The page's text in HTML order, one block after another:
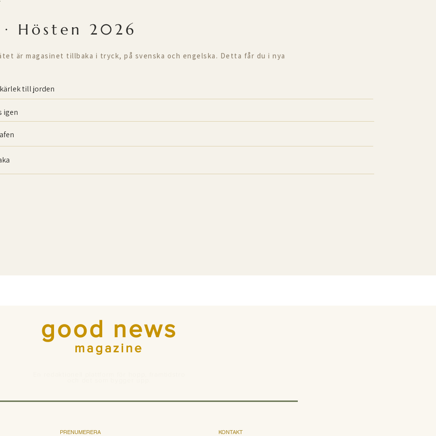
Hösten 2026
är magasinet tillbaka i tryck, på svenska och engelska. Detta får du i nya
till jorden
igen
good news
magazine
PRENUMERERA KONTAKT